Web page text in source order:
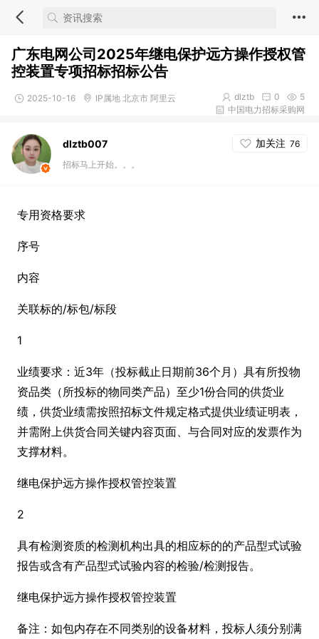
广东电网公司2025年继电保护远方操作授权管
控装置专项招标招标公告
2025-10-16 IP属地 北京市 阿里云 5
0
dlztb
中国电力招标采购网
dlztb007 加关注 76
招标马上开始。。。
专用资格要求
序号
内容
关联标的/标包/标段
1
业绩要求：近3年（投标截止日期前36个月）具有所投物
资品类（所投标的物同类产品）至少1份合同的供货业
绩，供货业绩需按照招标文件规定格式提供业绩证明表，
并需附上供货合同关键内容页面、与合同对应的发票作为
支撑材料。
继电保护远方操作授权管控装置
2
具有检测资质的检测机构出具的相应标的的产品型式试验
报告或含有产品型式试验内容的检验/检测报告。
继电保护远方操作授权管控装置
备注：如包内存在不同类别的设备材料，投标人须分别满